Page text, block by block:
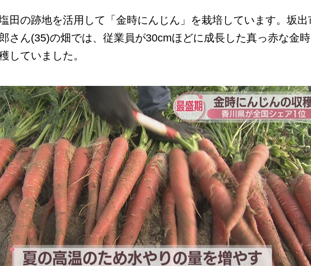
田の跡地を活用して「金時にんじん」を栽培しています。坂出
さん(35)の畑では、従業員が30cmほどに成長した真っ赤な金
していました。